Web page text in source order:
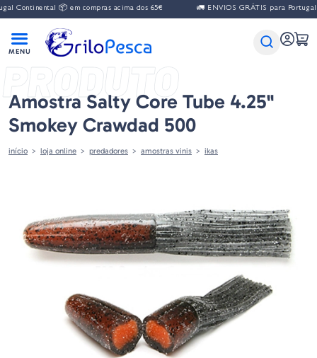
Continental 📦 em compras acima dos 65€ 🚛 ENVIOS GRÁTIS para
PRODUTO
Amostra Salty Core Tube 4.25''
Smokey Crawdad 500
início loja online predadores amostras vinis ikas